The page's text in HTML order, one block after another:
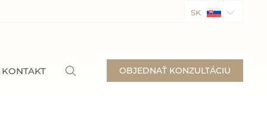
SK
KONTAKT OBJEDNAŤ KONZULTÁCIU